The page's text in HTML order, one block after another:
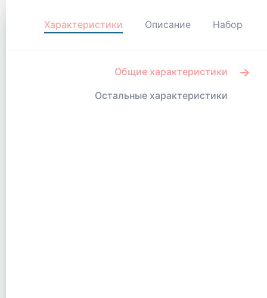
Характеристики Описание Набор
Общие характеристики
Остальные характеристики